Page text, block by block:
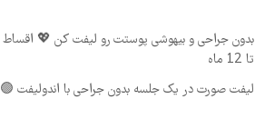
بدون جراحی و بیهوشی پوستت رو لیفت کن 💖 اقساط
تا 12 ماه
لیفت صورت در یک جلسه بدون جراحی با اندولیفت 🟢